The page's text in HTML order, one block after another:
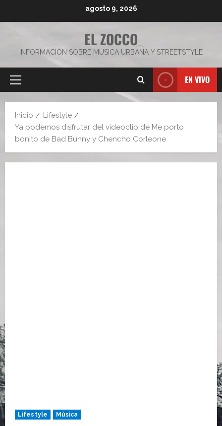
agosto 9, 2026
EL ZOCCO
INFORMACIÓN SOBRE MÚSICA URBANA Y STREETSTYLE
Menú
EN VIVO
Inicio
Lifestyle
Ya podemos disfrutar del videoclip de Me porto
bonito de Bad Bunny y Chencho Corleone
Lifestyle Música